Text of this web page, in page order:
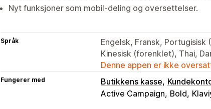
Nyt funksjoner som mobil-deling og oversettelser.
Språk
Engelsk, Fransk, Portugisisk
Kinesisk (forenklet), Thai,
Denne appen er ikke
Fungerer med Butikkens kasse
Active Campaign Bold